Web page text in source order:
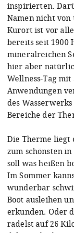
inspirierten.
Namen nicht
Kurort ist vor
bereits seit 1900
mineralreichen
hier aber
Wellness-Tag
Anwendungen
des
Bereiche der
Die Therme liegt
zum schönsten
soll was heißen
Im Sommer
wunderbar
Boot ausleihen
erkunden. Oder
radelst auf 26